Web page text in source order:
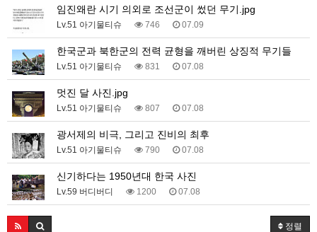
임진왜란 시기 의외로 조선군이 썼던 무기.jpg
Lv.51 아기물티슈 746 07.09
한국군과 북한군의 전력 균형을 깨버린 상징적 무기들
Lv.51 아기물티슈 831 07.08
멋진 달 사진.jpg
Lv.51 아기물티슈 807 07.08
광서제의 비극, 그리고 진비의 최후
Lv.51 아기물티슈 790 07.08
신기하다는 1950년대 한국 사진
Lv.59 버디버디 1200 07.08
정렬